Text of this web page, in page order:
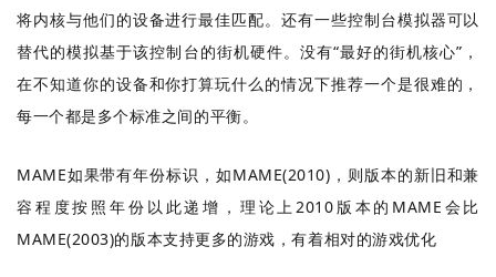
将内核与他们的设备进行最佳匹配。还有一些控制台模拟器可以
替代的模拟基于该控制台的街机硬件。没有“最好的街机核心”，
在不知道你的设备和你打算玩什么的情况下推荐一个是很难的，
每一个都是多个标准之间的平衡。
MAME如果带有年份标识，如MAME(2010)，则版本的新旧和兼
容程度按照年份以此递增，理论上2010版本的MAME会比
MAME(2003)的版本支持更多的游戏，有着相对的游戏优化